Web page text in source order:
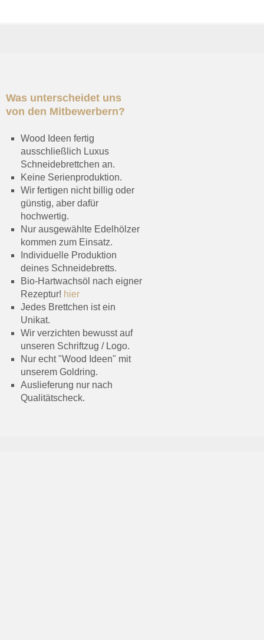
Was unterscheidet uns
von den Mitbewerbern?
Wood Ideen fertig
ausschließlich Luxus
Schneidebrettchen an.
Keine Serienproduktion.
Wir fertigen nicht billig oder
günstig, aber dafür
hochwertig.
Nur ausgewählte Edelhölzer
kommen zum Einsatz.
Individuelle Produktion
deines Schneidebretts.
Bio-Hartwachsöl nach eigner
Rezeptur! hier
Jedes Brettchen ist ein
Unikat.
Wir verzichten bewusst auf
unseren Schriftzug / Logo.
Nur echt "Wood Ideen" mit
unserem Goldring.
Auslieferung nur nach
Qualitätscheck.